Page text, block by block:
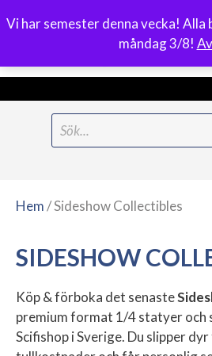
Vi har semester denna vecka! Alla
måndag 3/8!
Meny
Hem/ Sideshow Collectibles
SIDESHOW
Köp & förboka det senaste
premium format 1/4 statyer och
Scifishop i Sverige. Du slipper